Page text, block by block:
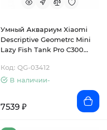
Умный Аквариум Xiaomi
Descriptive Geometrc Mini
Lazy Fish Tank Pro C300
Код: QG-03412
В наличии-
7539 ₽